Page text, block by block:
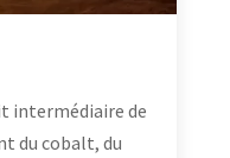
intermédiaire de
du cobalt, du